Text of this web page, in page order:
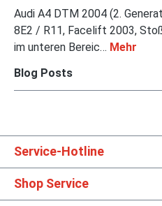
Audi A4 DTM 2004 (2.
8E2 / R11, Facelift 2003,
im unteren Bereic… Mehr
Blog Posts
Service-Hotline
Shop Service